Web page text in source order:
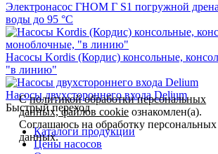
Электронасос ГНОМ Г S1 погружной
воды до 95 °С
Насосы Kordis (Кордис) консольные,
"в линию"
Насосы двухстороннего входа Delium
Быстрый переход
Каталоги продукции
Цены насосов
Сполитикой обработки персональных
данных, файлов cookie ознакомлен(а).
Соглашаюсь на обработку персональных
данных.